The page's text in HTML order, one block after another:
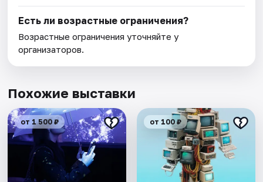
Есть ли возрастные ограничения?
Возрастные ограничения уточняйте у
организаторов.
Похожие выставки
от 1 500 ₽ от 100 ₽